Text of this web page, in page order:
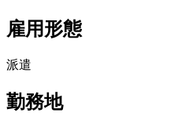
雇用形態
派遣
勤務地